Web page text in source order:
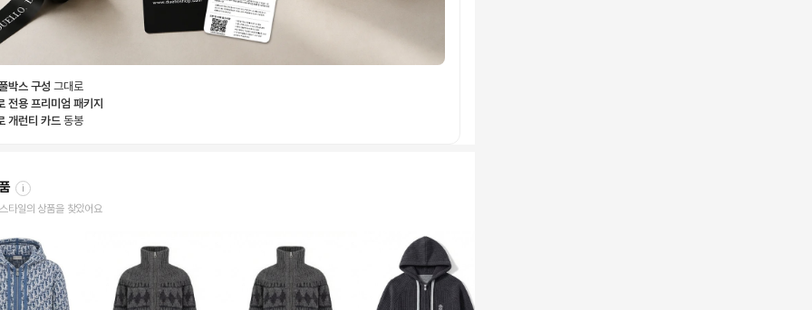
박스 구성 그대로
전용 프리미엄 패키지
개런티 카드 동봉
i
타일의 상품을 찾았어요